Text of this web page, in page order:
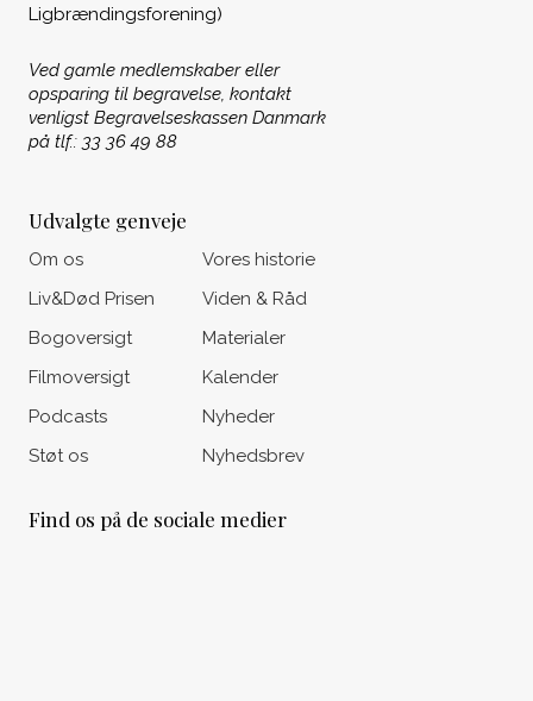
Ligbrændingsforening)
Ved gamle medlemskaber eller
opsparing til begravelse, kontakt
venligst Begravelseskassen Danmark
på tlf.: 33 36 49 88
Udvalgte genveje
Om os
Liv&Død Prisen
Bogoversigt
Filmoversigt
Podcasts
Støt os
Vores historie
Viden & Råd
Materialer
Kalender
Nyheder
Nyhedsbrev
Find os på de sociale medier